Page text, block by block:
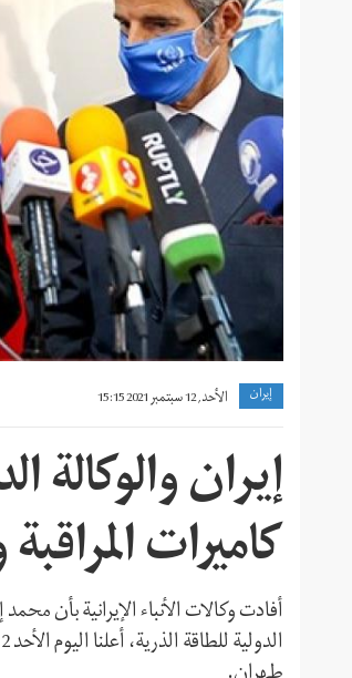
إيران الأحد, 12 سبتمبر 2021 15:15
إيران والوكالة
كاميرات
أفادت وكالات الأنباء الإيرانية بأن